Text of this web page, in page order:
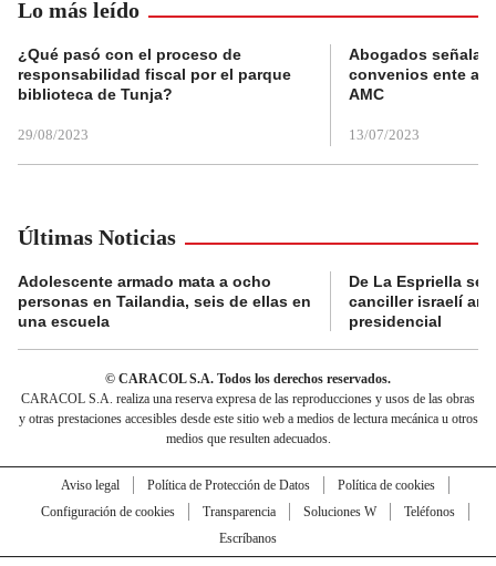
Lo más leído
¿Qué pasó con el proceso de
responsabilidad fiscal por el parque
biblioteca de Tunja?
29/08/2023
Abogados
convenios ente
AMC
13/07/2023
Últimas Noticias
Adolescente armado mata a ocho
personas en Tailandia, seis de ellas en
una escuela
De La Espriella se
canciller israelí
presidencial
© CARACOL S.A. Todos los derechos reservados.
CARACOL S.A. realiza una reserva expresa de las reproducciones y usos de las obras
y otras prestaciones accesibles desde este sitio web a medios de lectura mecánica u otros
medios que resulten adecuados.
Aviso legal Política de Protección de Datos
Política de cookies
Configuración de cookies
Transparencia Soluciones W
Teléfonos
Escríbanos